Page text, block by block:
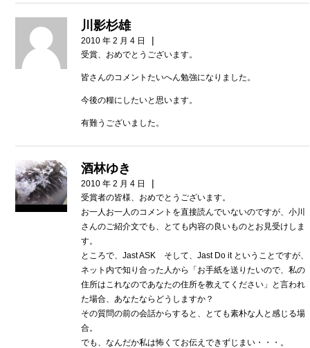
川影杉雄
2010 年 2 月 4 日 |
受賞、おめでとうございます。
皆さんのコメントたいへん勉強になりました。
今後の糧にしたいと思います。
有難うございました。
酒林ゆき
2010 年 2 月 4 日 |
受賞者の皆様、おめでとうございます。
お一人お一人のコメントを直接読んでいないのですが、小川
さんのご紹介文でも、とても内容の良いものとお見受けしま
す。
ところで、Jast ASK そして、Jast Do it ということですが、
ネット内で知り合った人から「お手紙を送りたいので、私の
住所はこれなのであなたの住所を教えてください」と言われ
た場合、あなたならどうしますか？
その質問の前の会話からすると、とても素朴な人と感じる場
合。
でも、なんだか私は怖くてお伝えできずじまい・・・。